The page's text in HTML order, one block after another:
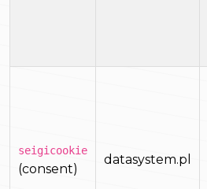
seigicookie
(consent)
datasystem.pl